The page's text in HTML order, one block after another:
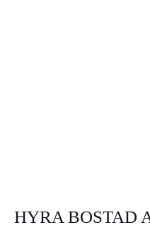
HYRA BOSTAD